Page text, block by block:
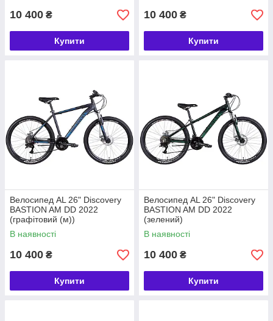
10 400 ₴
Купити
10 400 ₴
Купити
Велосипед AL 26" Discovery
BASTION AM DD 2022
(графітовий (м))
В наявності
10 400 ₴
Купити
Велосипед AL 26" Discovery
BASTION AM DD 2022
(зелений)
В наявності
10 400 ₴
Купити